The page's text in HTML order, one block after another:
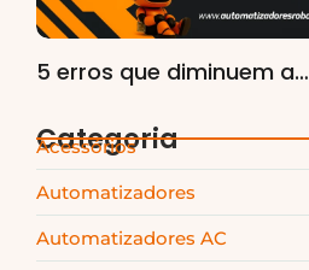
5 erros que diminuem a…
Categoria
Acessórios
Automatizadores
Automatizadores AC